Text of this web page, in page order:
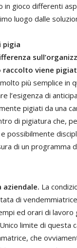
gioco differenti
luogo dalle
pigia
viene
più semplice
l’esigenza di
pigiati da una
di pigiatura che,
possibilmente
di un programma
aziendale. La
di
ed orari di
limite di questa
che